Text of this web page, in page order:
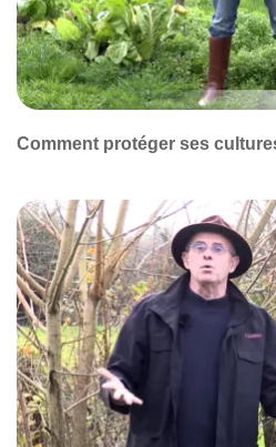
Comment protéger ses